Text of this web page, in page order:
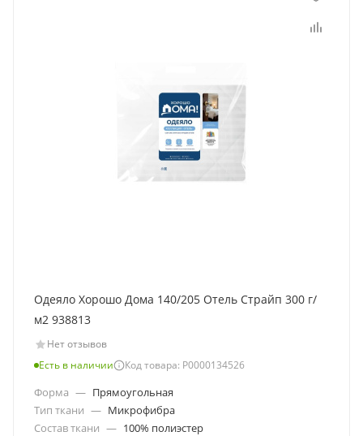
Одеяло Хорошо Дома 140/205 Отель Страйп 300 г/
м2 938813
Нет отзывов
Есть в наличии
Код товара: Р0000134526
Форма — Прямоугольная
Тип ткани — Микрофибра
Состав ткани — 100% полиэстер